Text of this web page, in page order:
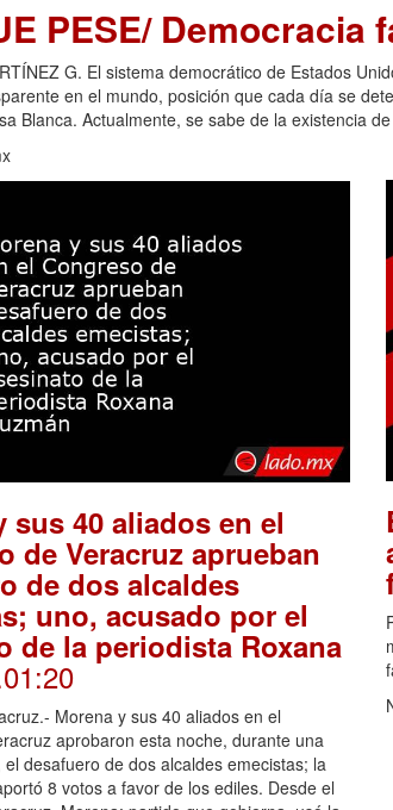
PESE/ Democracia
G. El sistema democrático de Estados
en el mundo, posición que cada día se
Blanca. Actualmente, se sabe de la existencia
sus 40 aliados en el
de Veracruz aprueban
de dos alcaldes
uno, acusado por el
de la periodista Roxana
Morena y sus 40 aliados en el
aprobaron esta noche, durante una
desafuero de dos alcaldes emecistas; la
8 votos a favor de los ediles. Desde el